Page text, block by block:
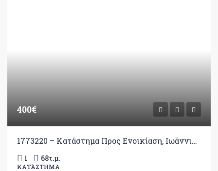
400€
1773220 – Κατάστημα Προς Ενοικίαση, Ιωάννινα, 68 τ.μ., €400
1 68τ.μ.
ΚΑΤΆΣΤΗΜΑ